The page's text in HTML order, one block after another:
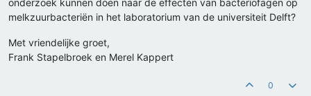
onderzoek kunnen doen naar de effecten van bacteriofagen op
melkzuurbacteriën in het laboratorium van de universiteit Delft?
Met vriendelijke groet,
Frank Stapelbroek en Merel Kappert
0